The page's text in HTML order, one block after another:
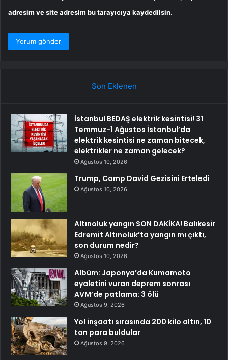
adresim ve site adresim bu tarayıcıya kaydedilsin.
Son Eklenen
İstanbul BEDAŞ elektrik kesintisi! 31
Temmuz-1 Ağustos İstanbul’da
elektrik kesintisi ne zaman bitecek,
elektrikler ne zaman gelecek?
Ağustos 10, 2026
Trump, Camp David Gezisini Erteledi
Ağustos 10, 2026
Altınoluk yangın SON DAKİKA! Balıkesir
Edremit Altınoluk’ta yangın mı çıktı,
son durum nedir?
Ağustos 10, 2026
Albüm: Japonya’da Kumamoto
eyaletini vuran deprem sonrası
AVM’de patlama: 3 ölü
Ağustos 9, 2026
Yol inşaatı sırasında 200 kilo altın, 10
ton para buldular
Ağustos 9, 2026